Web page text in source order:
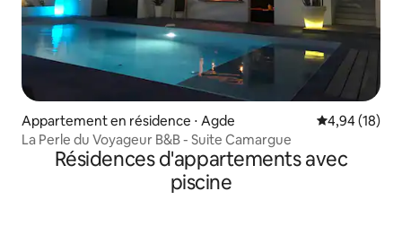
Appartement en résidence ⋅ Agde Évaluation
4,94 (18)
La Perle du Voyageur B&B - Suite Camargue
Résidences d'appartements avec
piscine